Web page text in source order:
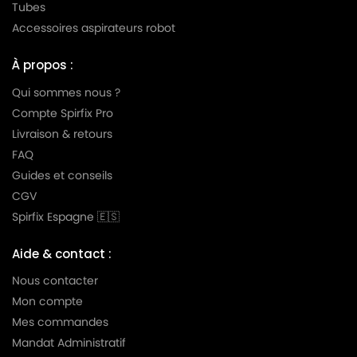
ELECTROLUX
ELECTROLUX Z 4410 S
ELECTROLUX
ELECTROLUX
ELECTROLUX Z 4411 S
ELECTROLUX
ELECTROLUX Z 4430
ELECTROLUX
ELECTROLUX
ELECTROLUX Z 4431
ELECTROLUX
ELECTROLUX Z 4431 S
ELECTROLUX
ELECTROLUX
Tubes
Accessoires aspirateurs robot
À propos :
Qui sommes nous ?
Compte Spirfix Pro
Livraison & retours
FAQ
Guides et conseils
CGV
Spirfix Espagne 🇪🇸
Aide & contact :
Nous contacter
Mon compte
Mes commandes
Mandat Administratif